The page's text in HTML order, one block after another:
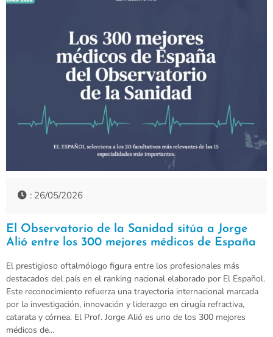
: 26/05/2026
El Observatorio de la Sanidad sitúa a Jorge
Alió entre los 300 mejores médicos de España
El prestigioso oftalmólogo figura entre los profesionales más
destacados del país en el ranking nacional elaborado por El Español.
Este reconocimiento refuerza una trayectoria internacional marcada
por la investigación, innovación y liderazgo en cirugía refractiva,
catarata y córnea. El Prof. Jorge Alió es uno de los 300 mejores
médicos de…